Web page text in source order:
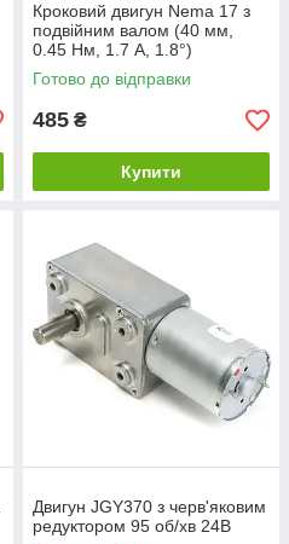
Кроковий двигун Nema 17 з
подвійним валом (40 мм,
0.45 Нм, 1.7 А, 1.8°)
Готово до відправки
485 ₴
Купити
Двигун JGY370 з черв'яковим
редуктором 95 об/хв 24В